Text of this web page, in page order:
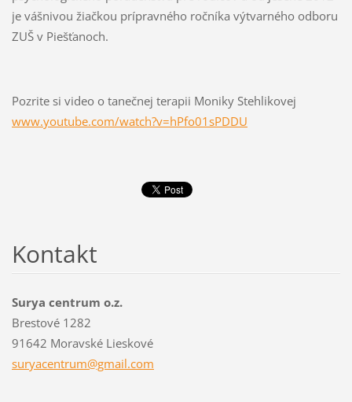
je vášnivou žiačkou prípravného ročníka výtvarného odboru
ZUŠ v Piešťanoch.
Pozrite si video o tanečnej terapii Moniky Stehlikovej
www.youtube.com/watch?v=hPfo01sPDDU
Kontakt
Surya centrum o.z.
Brestové 1282
91642 Moravské Lieskové
suryacentrum@gmail.com